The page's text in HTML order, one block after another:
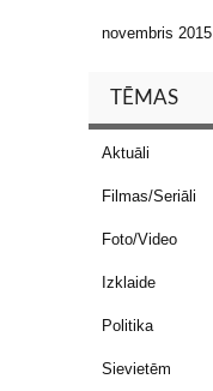
novembris 2015
TĒMAS
Aktuāli
Filmas/Seriāli
Foto/Video
Izklaide
Politika
Sievietēm